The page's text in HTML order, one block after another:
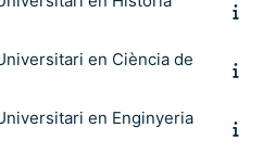
en Ciència de
en Enginyeria